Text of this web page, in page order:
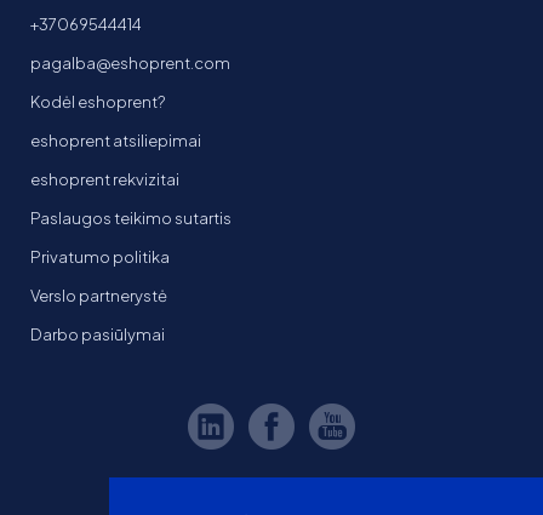
+37069544414
pagalba@eshoprent.com
Kodėl eshoprent?
eshoprent atsiliepimai
eshoprent rekvizitai
Paslaugos teikimo sutartis
Privatumo politika
Verslo partnerystė
Darbo pasiūlymai